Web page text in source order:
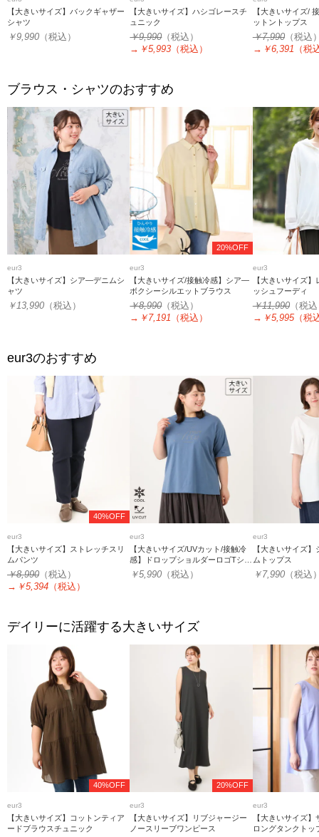
【大きいサイズ】バックギャザー
シャツ
￥9,990 （税込）
【大きいサイズ】ハシゴレースチ
ュニック
￥9,990（税込）
→ ￥5,993 （税込）
【大きいサイズ/
ットントップス
￥7,990（税込
→ ￥6,391 （税
ブラウス・シャツのおすすめ
eur3
【大きいサイズ】シア―デニムシ
ャツ
￥13,990 （税込）
20%OFF
eur3
【大きいサイズ/接触冷感】シア―
ボクシーシルエットブラウス
￥8,990（税込）
→ ￥7,191 （税込）
eur3
【大きいサイズ
ッシュフーディ
￥11,990（税
→ ￥5,995（税
eur3のおすすめ
40%OFF
eur3
【大きいサイズ】ストレッチスリ
ムパンツ
￥8,990 （税込）
→ ￥5,394 （税込）
eur3
【大きいサイズ/UVカット/接触冷
感】ドロップショルダーロゴTシャ
ツ
￥5,990 （税込）
eur3
【大きいサイズ
ムトップス
￥7,990（税込
デイリーに活躍する大きいサイズ
40%OFF
eur3
【大きいサイズ】コットンティア
ードブラウスチュニック
20%OFF
eur3
【大きいサイズ】リブジャージー
ノースリーブワンピース
eur3
【大きいサイズ
ロングタンクトッ